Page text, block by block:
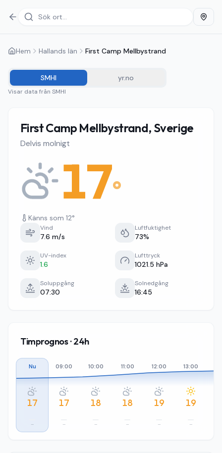
Hem Hallands län First Camp Mellbystrand
SMHI yr.no
Visar data från SMHI
First Camp Mellbystrand, Sverige
Delvis molnigt
17°
Känns som 12°
Vind
7.6 m/s
Luftfuktighet
73%
UV-index
1.6
Lufttryck
1021.5 hPa
Soluppgång
07:30
Solnedgång
16:45
Timprognos · 24h
Nu
17
–
09:00
17
–
10:00
18
–
11:00
18
–
12:00
19
–
13:00
19
–